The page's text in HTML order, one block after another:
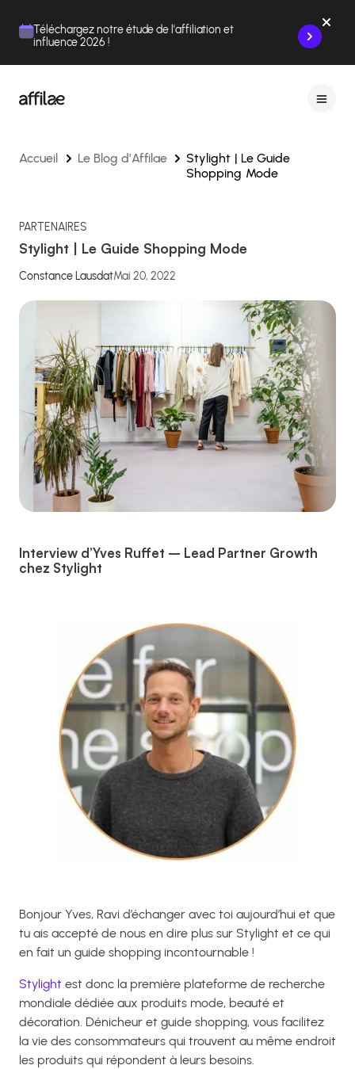
Téléchargez notre étude de l'affiliation et
influence 2026 !
Accueil Le Blog d’Affilae
Stylight | Le Guide
Shopping Mode
PARTENAIRES
Stylight | Le Guide Shopping Mode
Constance LausdatMai 20, 2022
Interview d’Yves Ruffet – Lead Partner Growth
chez Stylight
Bonjour Yves, Ravi d’échanger avec toi aujourd’hui et que
tu ais accepté de nous en dire plus sur Stylight et ce qui
en fait un guide shopping incontournable !
Stylight est donc la première plateforme de recherche
mondiale dédiée aux produits mode, beauté et
décoration. Dénicheur et guide shopping, vous facilitez
la vie des consommateurs qui trouvent au même endroit
les produits qui répondent à leurs besoins.